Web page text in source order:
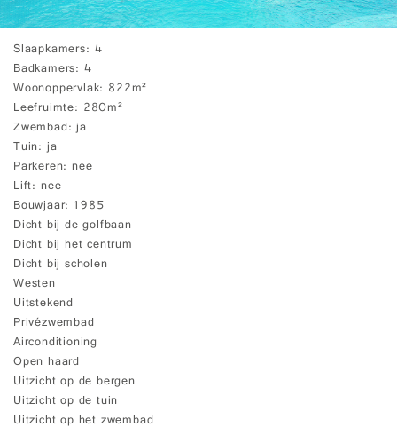
Slaapkamers 4
Badkamers 4
Woonoppervlak 822m²
Leefruimte 280m²
Zwembad ja
Tuin ja
Parkeren nee
Lift nee
Bouwjaar 1985
Dicht bij de golfbaan
Dicht bij het centrum
Dicht bij scholen
Westen
Uitstekend
Privézwembad
Airconditioning
Open haard
Uitzicht op de bergen
Uitzicht op de tuin
Uitzicht op het zwembad